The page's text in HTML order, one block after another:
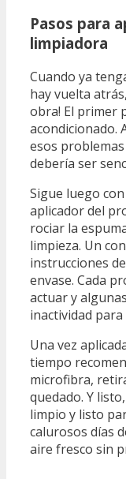
Pasos para
limpiadora
Cuando ya
hay vuelta
obra! El primer
acondicionado.
esos
debería ser
Sigue luego
aplicador del
rociar la
limpieza. Un
instrucciones
envase. Cada
actuar y
inactividad
Una vez
tiempo
microfibra,
quedado. Y
limpio y listo
calurosos días
aire fresco sin